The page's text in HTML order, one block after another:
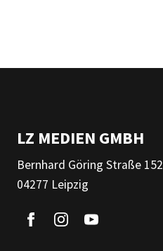
LZ MEDIEN GMBH
Bernhard Göring Straße 152
04277 Leipzig